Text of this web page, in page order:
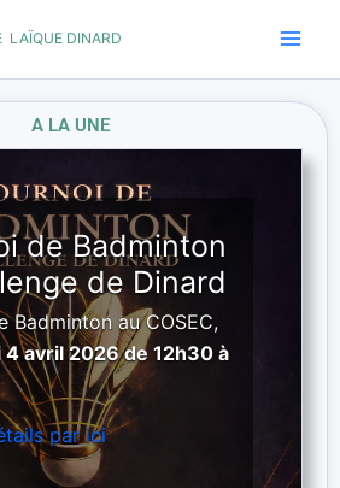
LAÏQUE DINARD
A LA UNE
de Badminton
de Dinard
Badminton au COSEC,
4 avril 2026 de 12h30 à
par ici